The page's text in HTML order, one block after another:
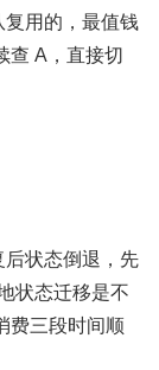
用的，最值钱
查 A，直接切
状态倒退，先
状态迁移是不
费三段时间顺